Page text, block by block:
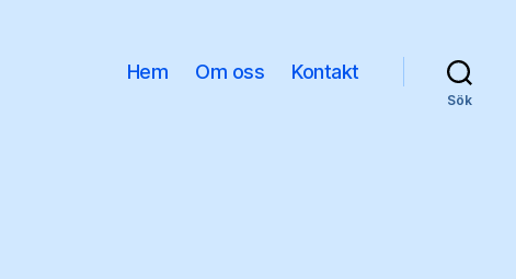
Hem Om oss Kontakt
Sök